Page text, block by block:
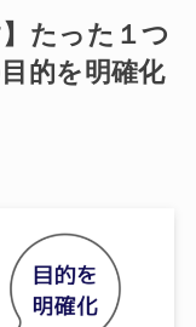
たった１つ
的を明確化